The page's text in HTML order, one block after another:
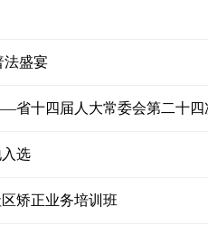
法盛宴
选
矫正业务培训班